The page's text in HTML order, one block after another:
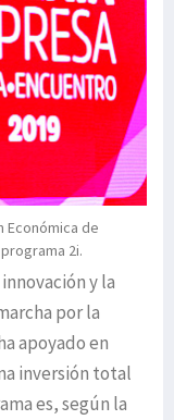
Económica de
2i.
y la
por la
apoyado en
inversión total
es, según la